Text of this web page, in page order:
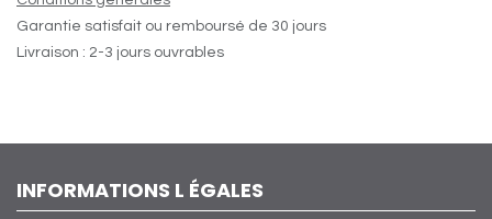
Garantie satisfait ou remboursé de 30 jours
Livraison : 2-3 jours ouvrables
INFORMATIONS L ÉGALES